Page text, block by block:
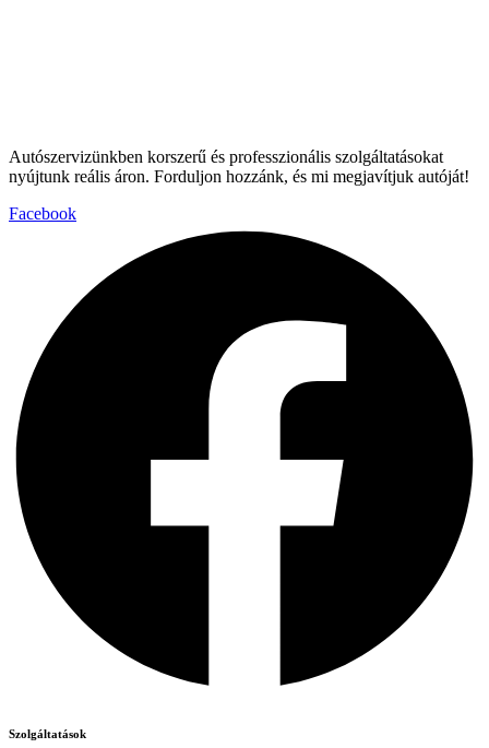
Autószervizünkben korszerű és professzionális szolgáltatásokat
nyújtunk reális áron. Forduljon hozzánk, és mi megjavítjuk autóját!
Facebook
Szolgáltatások